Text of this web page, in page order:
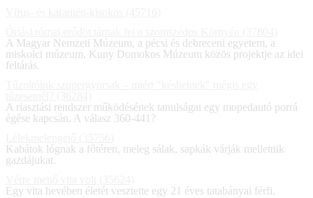
A Magyar Nemzeti Múzeum, a pécsi és debreceni egyetem, a
miskolci múzeum, Kuny Domokos Múzeum közös projektje az idei
feltárás.
A riasztási rendszer működésének tanulságai egy mopedautó porrá
égése kapcsán. A válasz 360-441?
Kabátok lógnak a főtéren, meleg sálak, sapkák várják mellettük
gazdájukat.
Egy vita hevében életét vesztette egy 21 éves tatabányai férfi.